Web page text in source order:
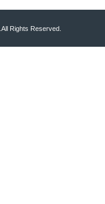
.All Rights Reserved.